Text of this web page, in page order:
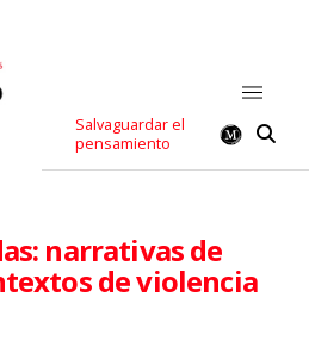
Salvaguardar el
pensamiento
narrativas de
de violencia